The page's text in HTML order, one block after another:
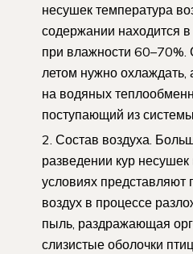
несушек температура
содержании находится
при влажности 60–70%.
летом нужно охлаждать,
на водяных
поступающий из
Состав воздуха.
разведении кур
условиях
воздух в процессе
пыль, раздражающая
слизистые оболочки